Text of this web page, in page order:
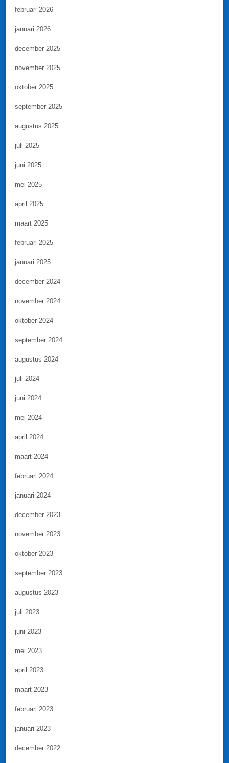
februari 2026
januari 2026
december 2025
november 2025
oktober 2025
september 2025
augustus 2025
juli 2025
juni 2025
mei 2025
april 2025
maart 2025
februari 2025
januari 2025
december 2024
november 2024
oktober 2024
september 2024
augustus 2024
juli 2024
juni 2024
mei 2024
april 2024
maart 2024
februari 2024
januari 2024
december 2023
november 2023
oktober 2023
september 2023
augustus 2023
juli 2023
juni 2023
mei 2023
april 2023
maart 2023
februari 2023
januari 2023
december 2022